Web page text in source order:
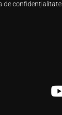
de confidențialitate